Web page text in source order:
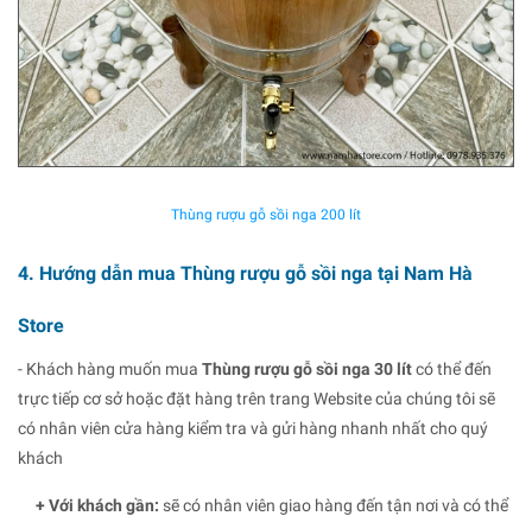
Thùng rượu gỗ sồi nga 200 lít
4. Hướng dẫn mua Thùng rượu gỗ sồi nga tại Nam Hà
Store
- Khách hàng muốn mua Thùng rượu gỗ sồi nga 30 lítcó thể đến
trực tiếp cơ sở hoặc đặt hàng trên trang Website của chúng tôi sẽ
có nhân viên cửa hàng kiểm tra và gửi hàng nhanh nhất cho quý
khách
+ Với khách gần: sẽ có nhân viên giao hàng đến tận nơi và có thể